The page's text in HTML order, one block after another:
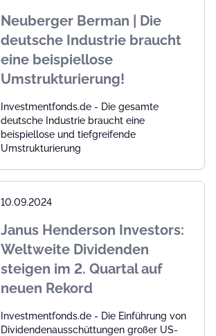
Neuberger Berman | Die
deutsche Industrie braucht
eine beispiellose
Umstrukturierung!
Investmentfonds.de - Die gesamte
deutsche Industrie braucht eine
beispiellose und tiefgreifende
Umstrukturierung
10.09.2024
Janus Henderson Investors:
Weltweite Dividenden
steigen im 2. Quartal auf
neuen Rekord
Investmentfonds.de - Die Einführung von
Dividendenausschüttungen großer US-